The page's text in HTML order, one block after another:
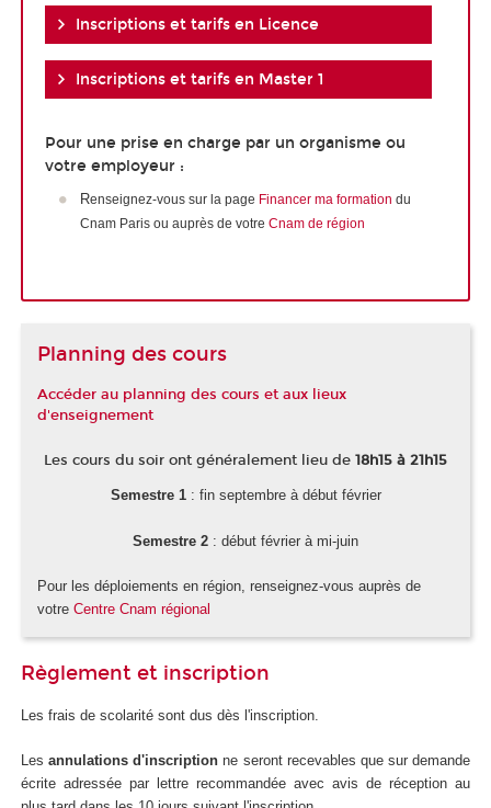
Inscriptions et tarifs en Licence
Inscriptions et tarifs en Master 1
Pour une prise en charge par un organisme ou
votre employeur :
Renseignez-vous sur la page Financer ma formation du
Cnam Paris ou auprès de votre Cnam de région
Planning des cours
Accéder au planning des cours et aux lieux
d'enseignement
Les cours du soir ont généralement lieu de 18h15 à 21h15
Semestre 1: fin septembre à début février
Semestre 2 : début février à mi-juin
Pour les déploiements en région, renseignez-vous auprès de
votre Centre Cnam régional
Règlement et inscription
Les frais de scolarité sont dus dès l'inscription.
Lesannulations d'inscription ne seront recevables que sur demande
écrite adressée par lettre recommandée avec avis de réception au